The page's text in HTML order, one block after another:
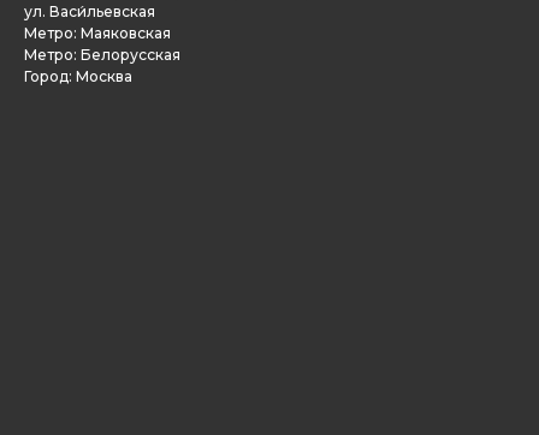
ул. Васи́льевская
Метро: Маяковская
Метро: Белорусская
Город: Москва